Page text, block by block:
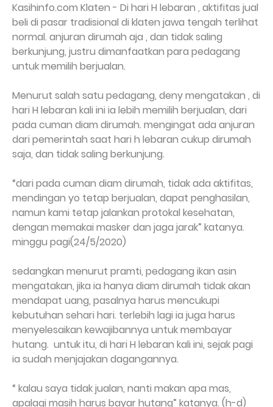
Kasihinfo.com Klaten - Di hari H lebaran , aktifitas jual
beli di pasar tradisional di klaten jawa tengah terlihat
normal. anjuran dirumah aja , dan tidak saling
berkunjung, justru dimanfaatkan para pedagang
untuk memilih berjualan.
Menurut salah satu pedagang, deny mengatakan , di
hari H lebaran kali ini ia lebih memilih berjualan, dari
pada cuman diam dirumah. mengingat ada anjuran
dari pemerintah saat hari h lebaran cukup dirumah
saja, dan tidak saling berkunjung.
“dari pada cuman diam dirumah, tidak ada aktifitas,
mendingan yo tetap berjualan, dapat penghasilan,
namun kami tetap jalankan protokal kesehatan,
dengan memakai masker dan jaga jarak” katanya.
minggu pagi(24/5/2020)
sedangkan menurut pramti, pedagang ikan asin
mengatakan, jika ia hanya diam dirumah tidak akan
mendapat uang, pasalnya harus mencukupi
kebutuhan sehari hari. terlebih lagi ia juga harus
menyelesaikan kewajibannya untuk membayar
hutang. untuk itu, di hari H lebaran kali ini, sejak pagi
ia sudah menjajakan dagangannya.
“ kalau saya tidak jualan, nanti makan apa mas,
apalagi masih harus bayar hutang” katanya. (h-d)